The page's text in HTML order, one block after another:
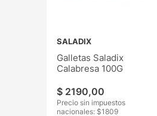
SALADIX
Galletas Saladix
Calabresa 100G
$ 2190,00
Precio sin impuestos
nacionales: $1809